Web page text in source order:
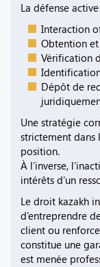
La défense
Interaction
Obtention et
Vérification
Dépôt de
Une stratégie
strictement dans
position.
À l’inverse,
intérêts d’un
Le droit kazakh
d’entreprendre
client ou
constitue une
est menée